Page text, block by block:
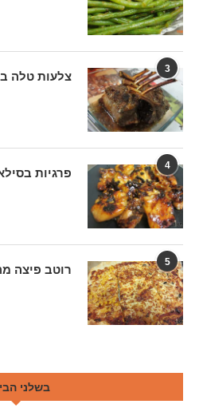
3
צלעות טלה
4
פרגיות
5
רוטב פיצה
בשלני